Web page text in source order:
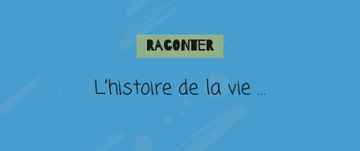
Raconter
L’histoire de la vie …